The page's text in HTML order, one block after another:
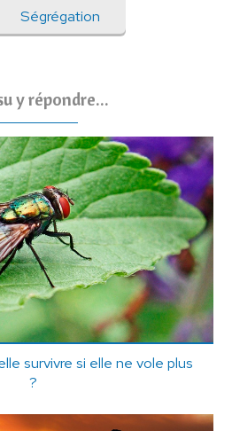
Ségrégation
y répondre...
survivre si elle ne vole plus
?